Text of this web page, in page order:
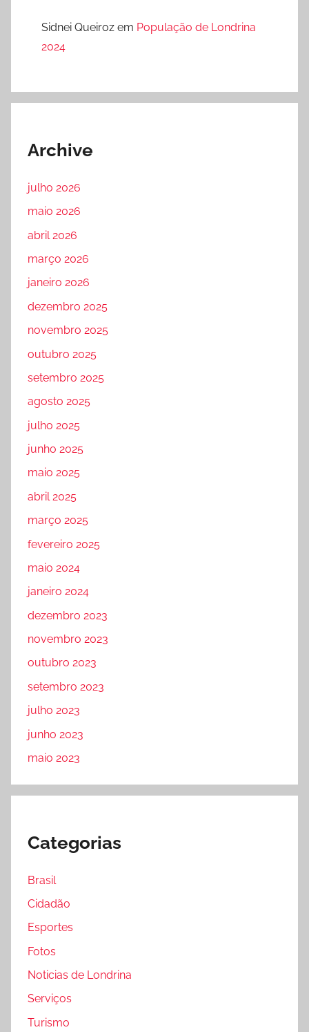
Sidnei Queiroz em População de Londrina
2024
Archive
julho 2026
maio 2026
abril 2026
março 2026
janeiro 2026
dezembro 2025
novembro 2025
outubro 2025
setembro 2025
agosto 2025
julho 2025
junho 2025
maio 2025
abril 2025
março 2025
fevereiro 2025
maio 2024
janeiro 2024
dezembro 2023
novembro 2023
outubro 2023
setembro 2023
julho 2023
junho 2023
maio 2023
Categorias
Brasil
Cidadão
Esportes
Fotos
Noticias de Londrina
Serviços
Turismo